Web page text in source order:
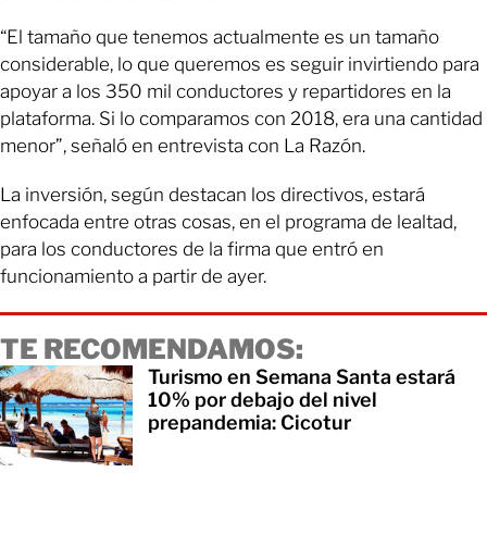
“El tamaño que tenemos actualmente es un tamaño
considerable, lo que queremos es seguir invirtiendo para
apoyar a los 350 mil conductores y repartidores en la
plataforma. Si lo comparamos con 2018, era una cantidad
menor”, señaló en entrevista con La Razón.
La inversión, según destacan los directivos, estará
enfocada entre otras cosas, en el programa de lealtad,
para los conductores de la firma que entró en
funcionamiento a partir de ayer.
TE RECOMENDAMOS:
Turismo en Semana Santa estará
10% por debajo del nivel
prepandemia: Cicotur